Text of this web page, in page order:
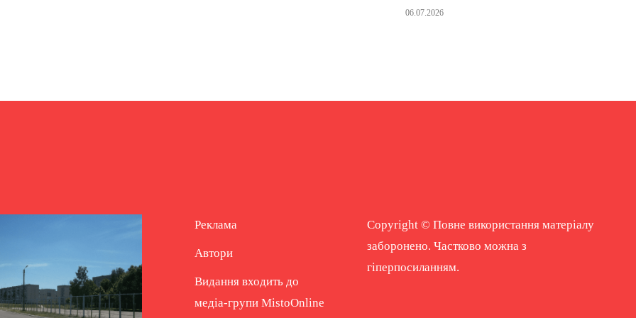
06.07.2026
Реклама
Автори
Видання входить до
медіа-групи MistoOnline
Copyright © Повне використання матеріалу
заборонено. Частково можна з
гіперпосиланням.